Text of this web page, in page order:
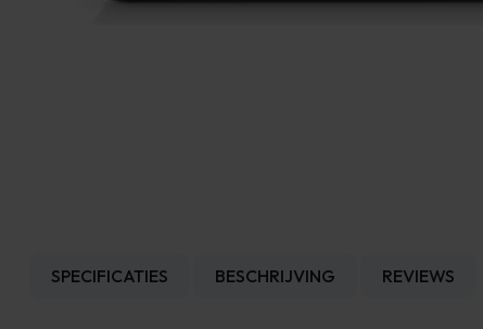
SPECIFICATIES BESCHRIJVING REVIEWS